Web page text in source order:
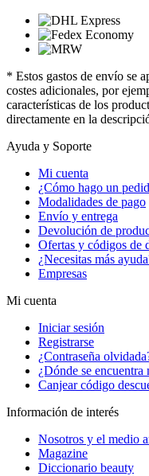
* Estos gastos de envío se
costes adicionales, por
características de los
directamente en la
Ayuda y Soporte
Mi cuenta
¿Cómo hago un
Modalidades de pago
Envío y entrega
Devolución de
Ofertas y códigos de
¿Necesitas más
Empresas
Mi cuenta
Iniciar sesión
Registrarse
¿Contraseña
¿Dónde se encuentra
Canjear código
Información de interés
Nosotros y el medio
Magazine
Diccionario beauty